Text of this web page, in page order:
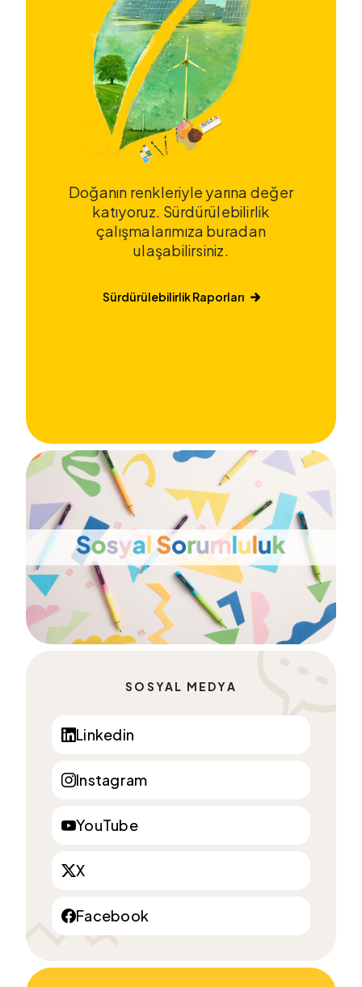
Doğanın renkleriyle yarına değer
katıyoruz. Sürdürülebilirlik
çalışmalarımıza buradan
ulaşabilirsiniz.
Sürdürülebilirlik Raporları
SOSYAL MEDYA
Linkedin
Instagram
YouTube
X
Facebook